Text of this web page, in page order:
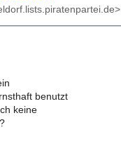
benutzt
keine